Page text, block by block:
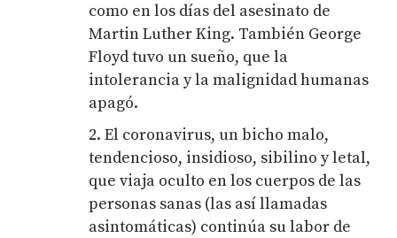
como en los días del asesinato de
Martin Luther King. También George
Floyd tuvo un sueño, que la
intolerancia y la malignidad humanas
apagó.
2. El coronavirus, un bicho malo,
tendencioso, insidioso, sibilino y letal,
que viaja oculto en los cuerpos de las
personas sanas (las así llamadas
asintomáticas) continúa su labor de